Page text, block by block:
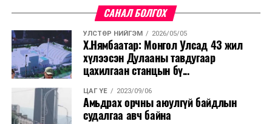
САНАЛ БОЛГОХ
УЛСТӨР НИЙГЭМ 2026/05/05
Х.Нямбаатар: Монгол Улсад 43 жил
хүлээсэн Дулааны тавдугаар
цахилгаан станцын бү...
ЦАГ ҮЕ 2023/09/06
Амьдрах орчны аюулгүй байдлын
судалгаа авч байна